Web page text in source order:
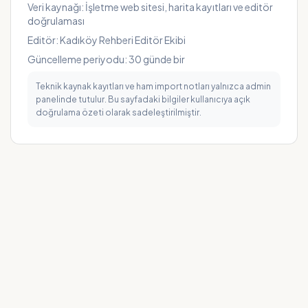
Veri kaynağı: İşletme web sitesi, harita kayıtları ve editör
doğrulaması
Editör:Kadıköy Rehberi Editör Ekibi
Güncelleme periyodu:30 günde bir
Teknik kaynak kayıtları ve ham import notları yalnızca admin
panelinde tutulur. Bu sayfadaki bilgiler kullanıcıya açık
doğrulama özeti olarak sadeleştirilmiştir.